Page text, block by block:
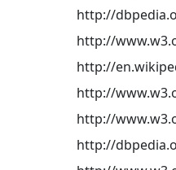
http://
http://
http://
http://
http://
http://